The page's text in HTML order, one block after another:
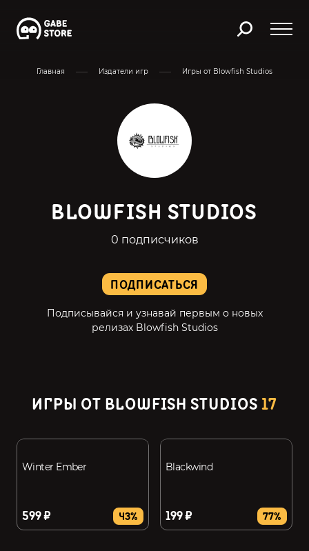
Главная Издатели игр Игры от Blowfish Studios
ПОДПИСАТЬСЯ
Подписывайся и узнавай первым о новых
релизах Blowfish Studios
BLOWFISH STUDIOS
0 подписчиков
ИГРЫ ОТ BLOWFISH STUDIOS17
Winter Ember
599 ₽ 43%
Blackwind
199 ₽ 77%